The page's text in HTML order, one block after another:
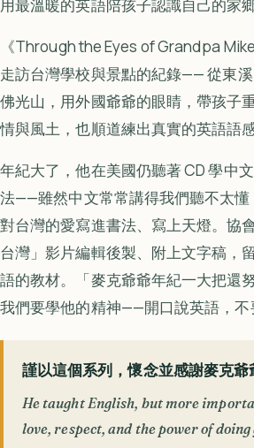
用最溫暖的英語陪孩子認識自己的家鄉
《Through the Eyes of Grandpa
走訪台灣學校與景點的紀錄—— 從東溪
佛光山，用外國爺爺的眼睛，帶孩子
情與風土，也順道練出真實的英語語感
年紀大了，他在美國仍聽著 CD 學中
法——雖然中文常常講得我們聽不太懂
對台灣的愛寫進書法、寫上天燈。協
台灣」影片編輯後製、附上文字稿，
語的教材。「麥克爺爺年紀一大把還
我們要學他的精神——開口說英語，不
謹以這個系列，懷念並感謝麥克爺
He taught English, but more
love, respect, and the power of doing